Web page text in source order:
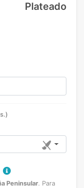
Plateado
Peninsular. Para